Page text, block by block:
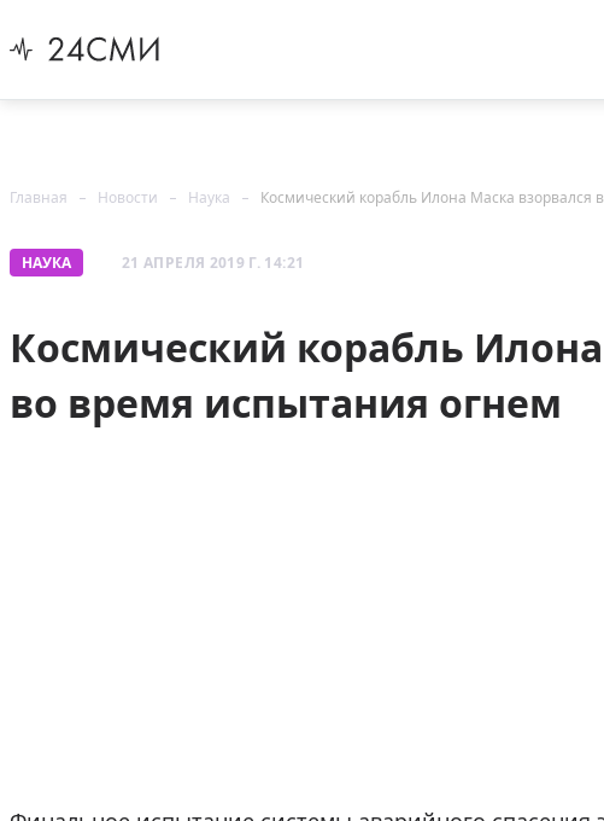
Главная Новости Наука Космический корабль Илона Маска взорвался
НАУКА 21 АПРЕЛЯ 2019 Г. 14:21
Космический корабль
во время испытания огнем